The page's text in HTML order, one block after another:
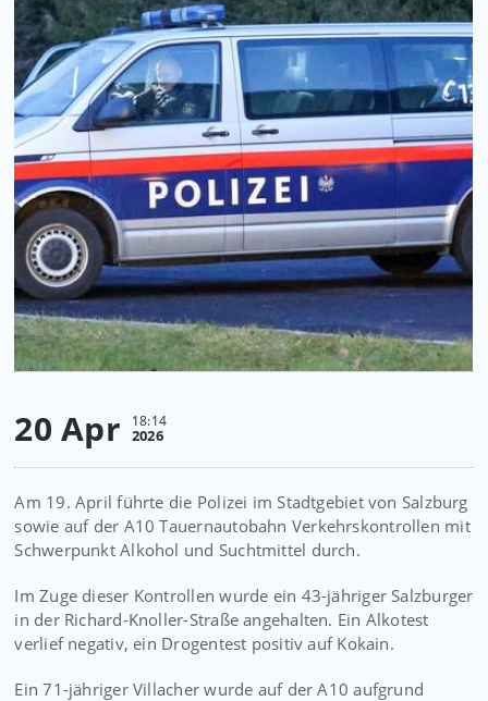
20 Apr 18:14
2026
Am 19. April führte die Polizei im Stadtgebiet von Salzburg
sowie auf der A10 Tauernautobahn Verkehrskontrollen mit
Schwerpunkt Alkohol und Suchtmittel durch.
Im Zuge dieser Kontrollen wurde ein 43-jähriger Salzburger
in der Richard-Knoller-Straße angehalten. Ein Alkotest
verlief negativ, ein Drogentest positiv auf Kokain.
Ein 71-jähriger Villacher wurde auf der A10 aufgrund